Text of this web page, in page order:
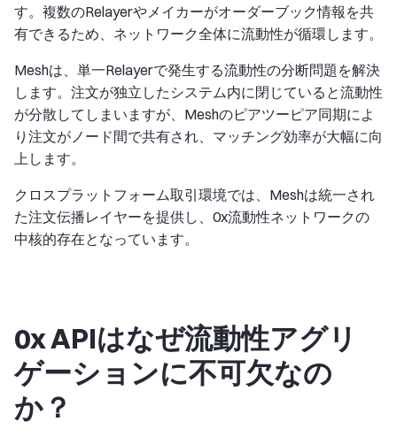
す。複数のRelayerやメイカーがオーダーブック情報を共
有できるため、ネットワーク全体に流動性が循環します。
Meshは、単一Relayerで発生する流動性の分断問題を解決
します。注文が独立したシステム内に閉じていると流動性
が分散してしまいますが、Meshのピアツーピア同期によ
り注文がノード間で共有され、マッチング効率が大幅に向
上します。
クロスプラットフォーム取引環境では、Meshは統一され
た注文伝播レイヤーを提供し、0x流動性ネットワークの
中核的存在となっています。
0x APIはなぜ流動性アグリ
ゲーションに不可欠なの
か？